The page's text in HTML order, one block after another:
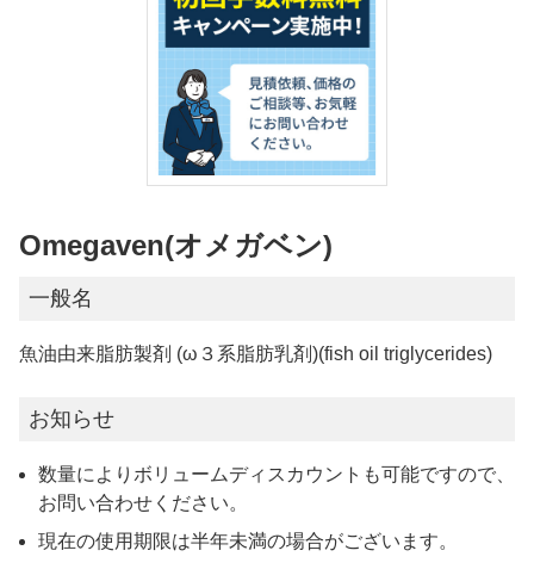
Omegaven(オメガベン)
一般名
魚油由来脂肪製剤 (ω３系脂肪乳剤)(fish oil triglycerides)
お知らせ
数量によりボリュームディスカウントも可能ですので、
お問い合わせください。
現在の使用期限は半年未満の場合がございます。